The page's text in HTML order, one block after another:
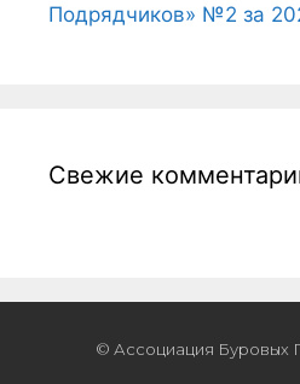
Подрядчиков» №2 за
Свежие
© Ассоциация Буровых